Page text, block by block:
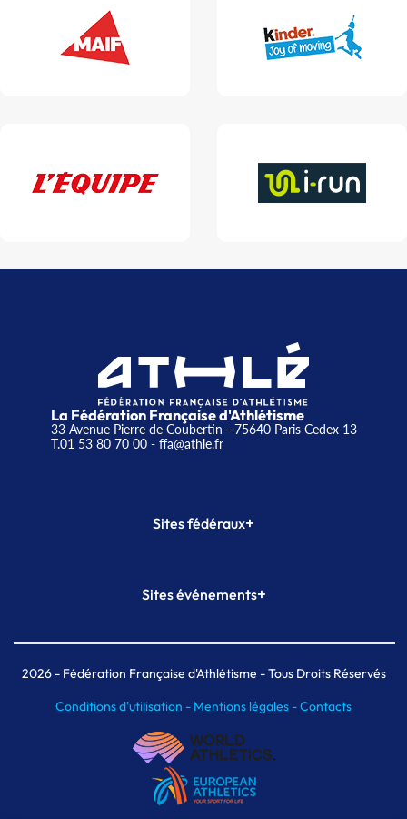
La Fédération Française d'Athlétisme
33 Avenue Pierre de Coubertin - 75640 Paris Cedex 13
T.01 53 80 70 00- ffa@athle.fr
Sites fédéraux+
Plateforme Formation
Sites événements+
Meeting de Paris indoor
MAIF Ekiden de Paris
2026- Fédération Française d'Athlétisme - Tous Droits Réservés
Conditions d'utilisation - Mentions légales -Contacts